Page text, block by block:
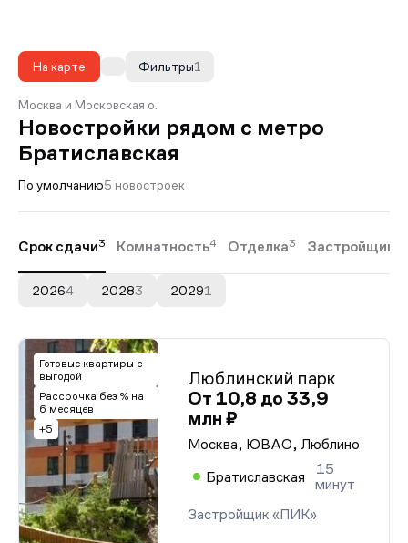
На карте 1
Фильтры
Москва и Московская о.
Новостройки рядом с метро
Братиславская
По умолчанию5 новостроек
Срок сдачи3 Комнатность4 Отделка3 Застройщики
20264 20283 20291
Готовые квартиры с
выгодой
Рассрочка без % на
6 месяцев
+5
Люблинский парк
От 10,8 до 33,9
млн ₽
Москва, ЮВАО, Люблино
Братиславская
15
минут
Застройщик «ПИК»